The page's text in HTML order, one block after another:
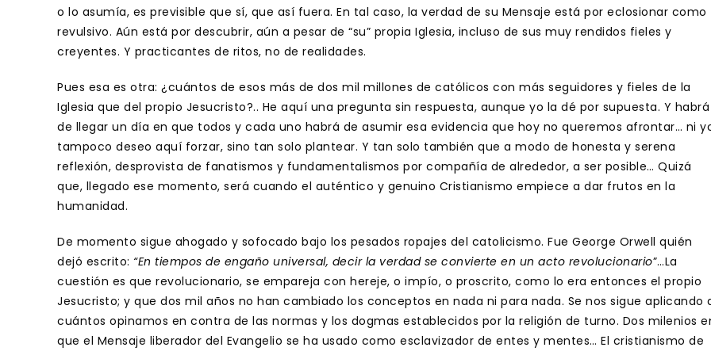
o lo asumía, es previsible que sí, que así fuera. En tal caso, la verdad de su Mensaje está por eclosionar como
revulsivo. Aún está por descubrir, aún a pesar de “su” propia Iglesia, incluso de sus muy rendidos fieles y
creyentes. Y practicantes de ritos, no de realidades.
Pues esa es otra: ¿cuántos de esos más de dos mil millones de católicos con más seguidores y fieles de la
Iglesia que del propio Jesucristo?.. He aquí una pregunta sin respuesta, aunque yo la dé por supuesta. Y habrá
de llegar un día en que todos y cada uno habrá de asumir esa evidencia que hoy no queremos afrontar… ni
tampoco deseo aquí forzar, sino tan solo plantear. Y tan solo también que a modo de honesta y serena
reflexión, desprovista de fanatismos y fundamentalismos por compañía de alrededor, a ser posible… Quizá
que, llegado ese momento, será cuando el auténtico y genuino Cristianismo empiece a dar frutos en la
humanidad.
De momento sigue ahogado y sofocado bajo los pesados ropajes del catolicismo. Fue George Orwell quién
dejó escrito: “En tiempos de engaño universal, decir la verdad se convierte en un acto revolucionario”…La
cuestión es que revolucionario, se empareja con hereje, o impío, o proscrito, como lo era entonces el propio
Jesucristo; y que dos mil años no han cambiado los conceptos en nada ni para nada. Se nos sigue aplicando
cuántos opinamos en contra de las normas y los dogmas establecidos por la religión de turno. Dos milenios
que el Mensaje liberador del Evangelio se ha usado como esclavizador de entes y mentes… El cristianismo de